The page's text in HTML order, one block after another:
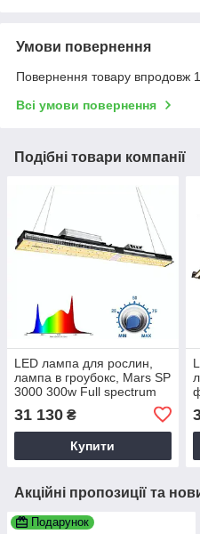
Умови повернення
Повернення товару впродовж
Всі умови повернення
Подібні товари компанії
LED лампа для рослин,
лампа в гроубокс, Mars SP
3000 300w Full spectrum
31 130 ₴
Купити
Акційні пропозиції та
Подарунок